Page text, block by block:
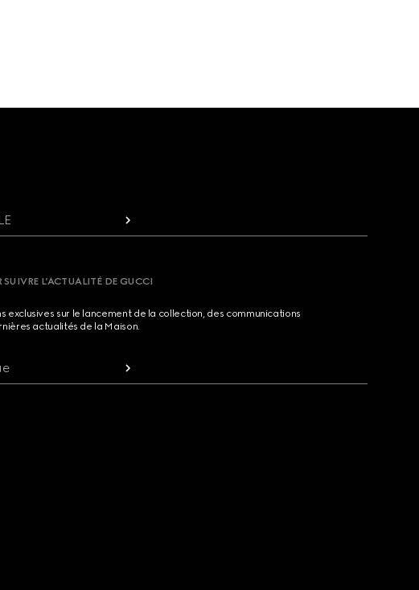
L’ACTUALITÉ DE GUCCI
exclusives sur le lancement de la collection, des communications
actualités de la Maison.